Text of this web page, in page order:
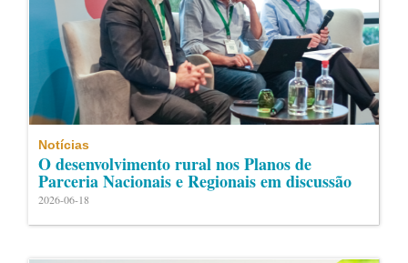
Notícias
O desenvolvimento rural nos Planos de
Parceria Nacionais e Regionais em discussão
2026-06-18